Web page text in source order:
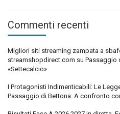
Commenti recenti
Migliori siti streaming zampata a
streamshopdirect.com su Passaggio
«Settecalcio»
I Protagonisti Indimenticabili: Le
Passaggio di Bettona: A confronto